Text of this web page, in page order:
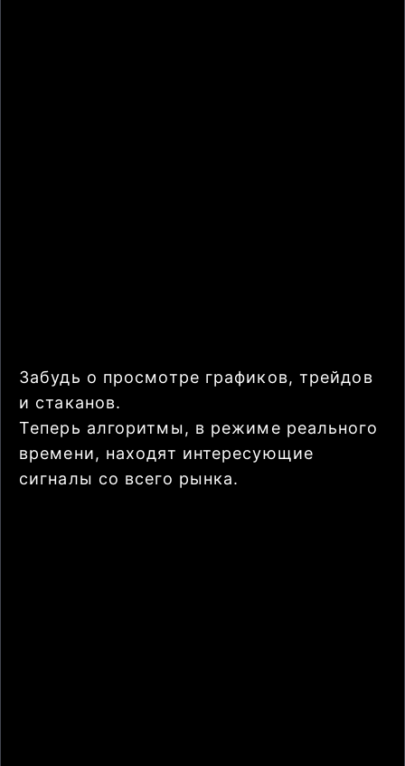
Забудь о просмотре графиков, трейдов
и стаканов.
Теперь алгоритмы, в режиме реального
времени, находят интересующие
сигналы со всего рынка.